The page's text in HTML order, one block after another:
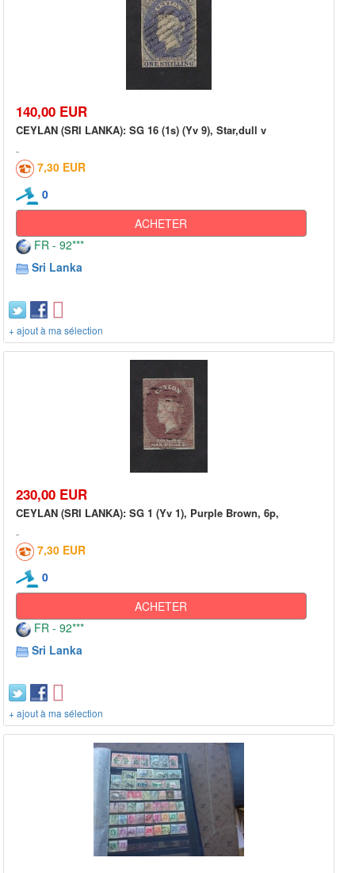
140,00 EUR
CEYLAN (SRI LANKA): SG 16 (1s) (Yv 9), Star,dull v
7,30 EUR
0
ACHETER
FR - 92***
Sri Lanka
+ ajout à ma sélection
230,00 EUR
CEYLAN (SRI LANKA): SG 1 (Yv 1), Purple Brown, 6p,
7,30 EUR
0
ACHETER
FR - 92***
Sri Lanka
+ ajout à ma sélection